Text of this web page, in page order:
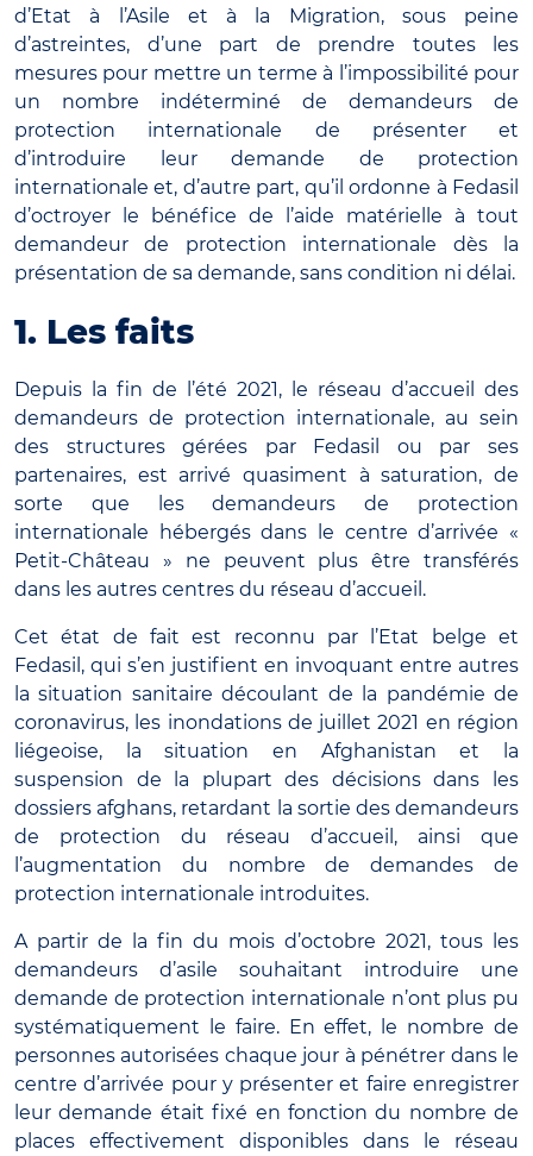
d’Etat à l’Asile et à la Migration, sous peine
d’astreintes, d’une part de prendre toutes les
mesures pour mettre un terme à l’impossibilité pour
un nombre indéterminé de demandeurs de
protection internationale de présenter et
d’introduire leur demande de protection
internationale et, d’autre part, qu’il ordonne à Fedasil
d’octroyer le bénéfice de l’aide matérielle à tout
demandeur de protection internationale dès la
présentation de sa demande, sans condition ni délai.
1. Les faits
Depuis la fin de l’été 2021, le réseau d’accueil des
demandeurs de protection internationale, au sein
des structures gérées par Fedasil ou par ses
partenaires, est arrivé quasiment à saturation, de
sorte que les demandeurs de protection
internationale hébergés dans le centre d’arrivée «
Petit-Château » ne peuvent plus être transférés
dans les autres centres du réseau d’accueil.
Cet état de fait est reconnu par l’Etat belge et
Fedasil, qui s’en justifient en invoquant entre autres
la situation sanitaire découlant de la pandémie de
coronavirus, les inondations de juillet 2021 en région
liégeoise, la situation en Afghanistan et la
suspension de la plupart des décisions dans les
dossiers afghans, retardant la sortie des demandeurs
de protection du réseau d’accueil, ainsi que
l’augmentation du nombre de demandes de
protection internationale introduites.
A partir de la fin du mois d’octobre 2021, tous les
demandeurs d’asile souhaitant introduire une
demande de protection internationale n’ont plus pu
systématiquement le faire. En effet, le nombre de
personnes autorisées chaque jour à pénétrer dans le
centre d’arrivée pour y présenter et faire enregistrer
leur demande était fixé en fonction du nombre de
places effectivement disponibles dans le réseau